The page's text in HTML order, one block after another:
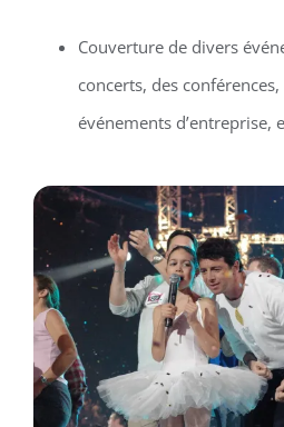
Couverture de divers
concerts, des
événements d’entreprise,